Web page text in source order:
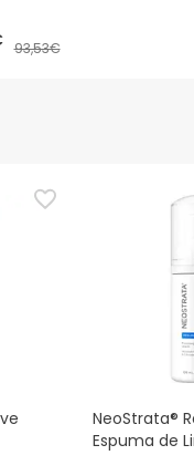
93,53€
NeoStrata®
Espuma de